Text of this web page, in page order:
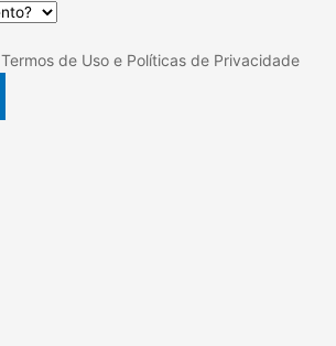
Termos de Uso e Políticas de Privacidade